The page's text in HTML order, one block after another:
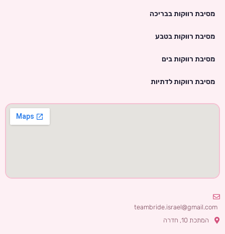
מסיבת רווקות בבריכה
מסיבת רווקות בטבע
מסיבת רווקות בים
מסיבת רווקות לדתיות
teambride.israel@gmail.com
המתכת 10, חדרה